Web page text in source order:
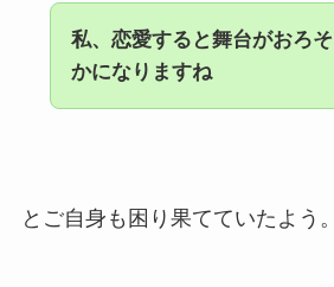
私、恋愛すると舞台がおろそ
かになりますね
とご自身も困り果てていたよう。